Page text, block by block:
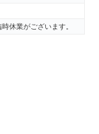
休業がございます。